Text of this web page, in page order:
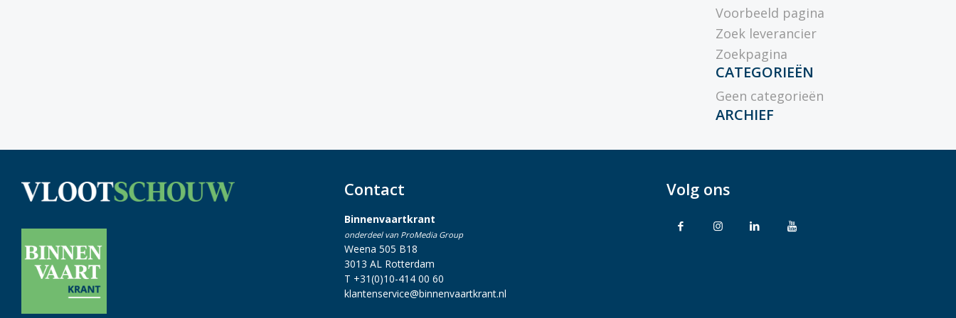
Voorbeeld pagina
Zoek leverancier
Zoekpagina
CATEGORIEËN
Geen categorieën
ARCHIEF
Contact
Binnenvaartkrant
onderdeel van ProMedia Group
Weena 505 B18
3013 AL Rotterdam
T +31(0)10-414 00 60
klantenservice@binnenvaartkrant.nl
Volg ons